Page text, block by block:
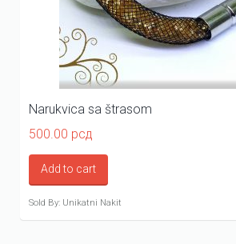
Narukvica sa štrasom
500.00 рсд
Add to cart
Sold By: Unikatni Nakit